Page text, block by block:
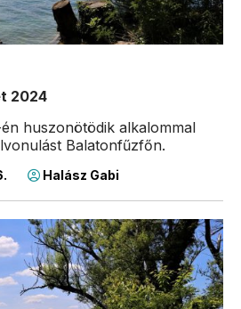
2024
huszonötödik alkalommal
Balatonfűzfőn.
Halász Gabi